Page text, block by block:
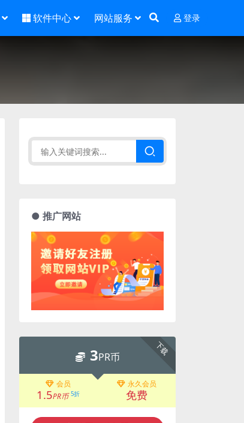
软件中心 网站服务 登录
● 推广网站
下载
3PR币
会员
1.5PR币 5折
永久会员
免费